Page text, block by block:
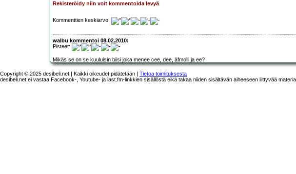
Rekisteröidy niin voit kommentoida levyä
Kommenttien keskiarvo:
walbu kommentoi 08.02.2010:
Pisteet:
Mikäs se on se kuuluisin biisi joka menee cee, dee, äfmolli ja ee?
Copyright © 2025 desibeli.net | Kaikki oikeudet pidätetään | Tietoa toimituksesta
desibeli.net ei vastaa Facebook-, Youtube- ja last.fm-linkkien sisällöstä eikä takaa niiden sisältävän aiheeseen liittyvää